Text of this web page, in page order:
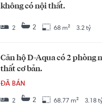
không có nội thất.
2 2 68 m² 3.2 tỷ
Căn hộ D-Aqua có 2 phòng
thất cơ bản.
ĐÃ BÁN
2 2 68.77 m² 3.18